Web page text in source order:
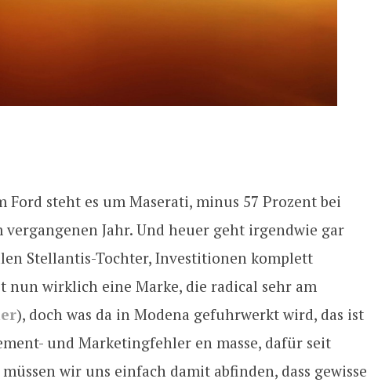
Ford steht es um Maserati, minus 57 Prozent bei
vergangenen Jahr. Und heuer geht irgendwie gar
Stellantis-Tochter, Investitionen komplett
nun wirklich eine Marke, die radical sehr am
), doch was da in Modena gefuhrwerkt wird, das ist
und Marketingfehler en masse, dafür seit
wir uns einfach damit abfinden, dass gewisse